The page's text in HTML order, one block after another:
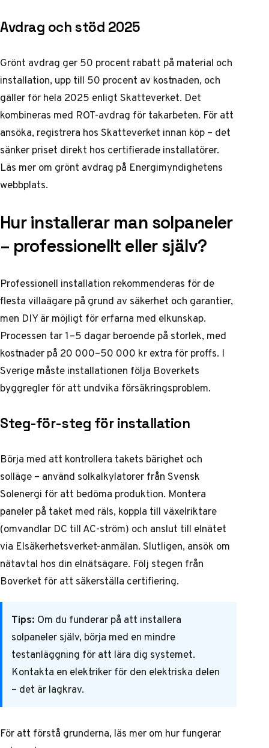
Avdrag och stöd 2025
Grönt avdrag ger 50 procent rabatt på material och
installation, upp till 50 procent av kostnaden, och
gäller för hela 2025 enligt Skatteverket. Det
kombineras med ROT-avdrag för takarbeten. För att
ansöka, registrera hos Skatteverket innan köp – det
sänker priset direkt hos certifierade installatörer.
Läs mer om grönt avdrag på Energimyndighetens
webbplats.
Hur installerar man solpaneler
– professionellt eller själv?
Professionell installation rekommenderas för de
flesta villaägare på grund av säkerhet och garantier,
men DIY är möjligt för erfarna med elkunskap.
Processen tar 1–5 dagar beroende på storlek, med
kostnader på 20 000–50 000 kr extra för proffs. I
Sverige måste installationen följa Boverkets
byggregler för att undvika försäkringsproblem.
Steg-för-steg för installation
Börja med att kontrollera takets bärighet och
solläge – använd solkalkylatorer från Svensk
Solenergi för att bedöma produktion. Montera
paneler på taket med räls, koppla till växelriktare
(omvandlar DC till AC-ström) och anslut till elnätet
via Elsäkerhetsverket-anmälan. Slutligen, ansök om
nätavtal hos din elnätsägare. Följ stegen från
Boverket för att säkerställa certifiering.
Tips: Om du funderar på att installera
solpaneler själv, börja med en mindre
testanläggning för att lära dig systemet.
Kontakta en elektriker för den elektriska delen
– det är lagkrav.
För att förstå grunderna, läs mer om hur fungerar